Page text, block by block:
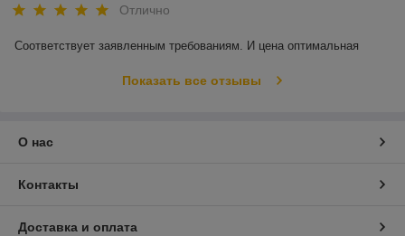
Отлично
Соответствует заявленным требованиям. И цена оптимальная
Показать все отзывы
О нас
Контакты
Доставка и оплата